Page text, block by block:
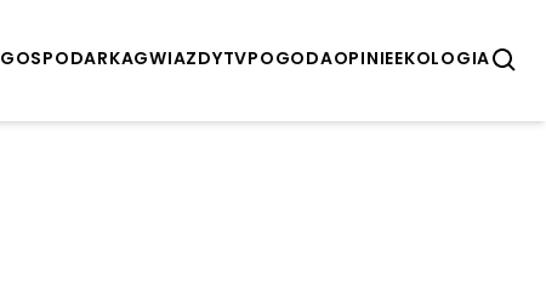
GOSPODARKAGWIAZDYTVPOGODAOPINIEEKOLOGIA